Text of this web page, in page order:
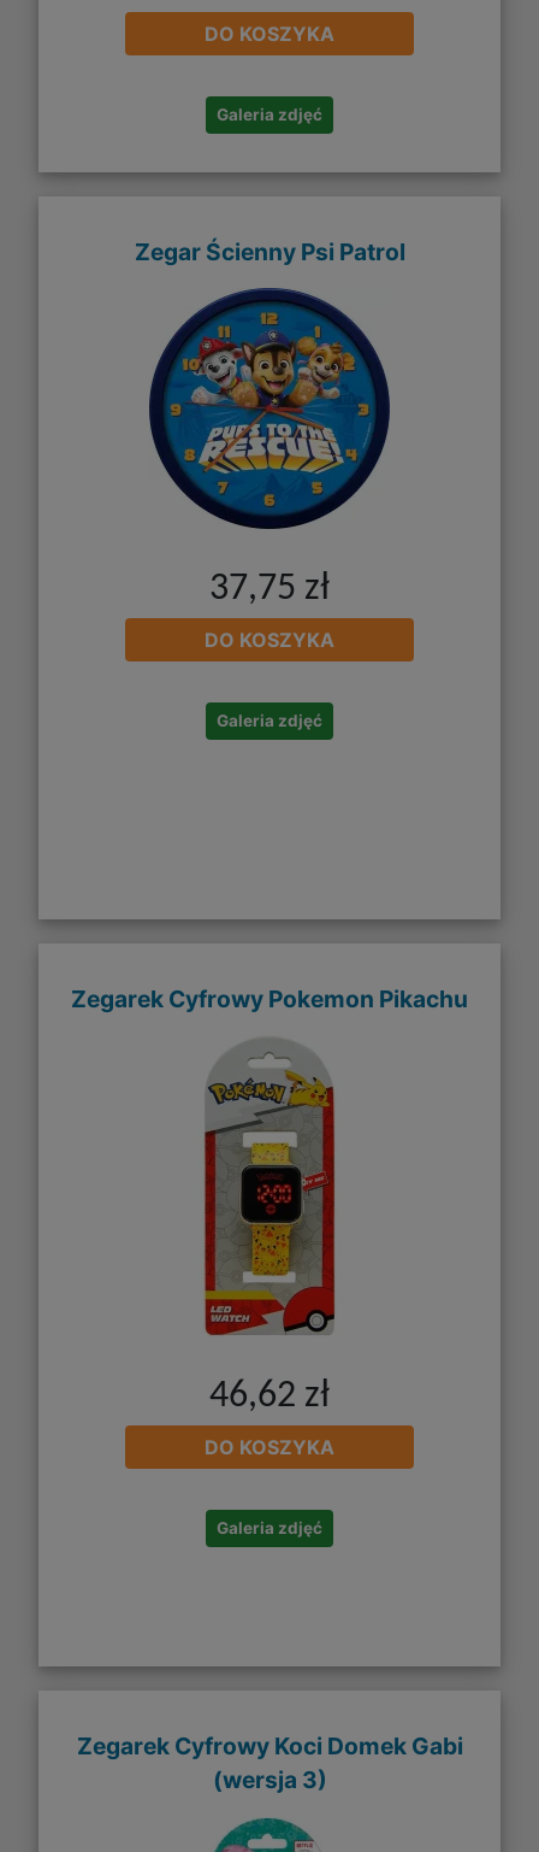
DO KOSZYKA
Galeria zdjęć
Zegar Ścienny Psi Patrol
37,75 zł
DO KOSZYKA
Galeria zdjęć
Zegarek Cyfrowy Pokemon Pikachu
46,62 zł
DO KOSZYKA
Galeria zdjęć
Zegarek Cyfrowy Koci Domek Gabi
(wersja 3)